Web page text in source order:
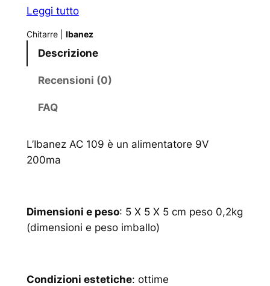
Leggi tutto
Chitarre| Ibanez
Descrizione
Recensioni (0)
FAQ
L’Ibanez AC 109 è un alimentatore 9V
200ma
Dimensioni e peso: 5 X 5 X 5 cm peso 0,2kg
(dimensioni e peso imballo)
Condizioni estetiche: ottime